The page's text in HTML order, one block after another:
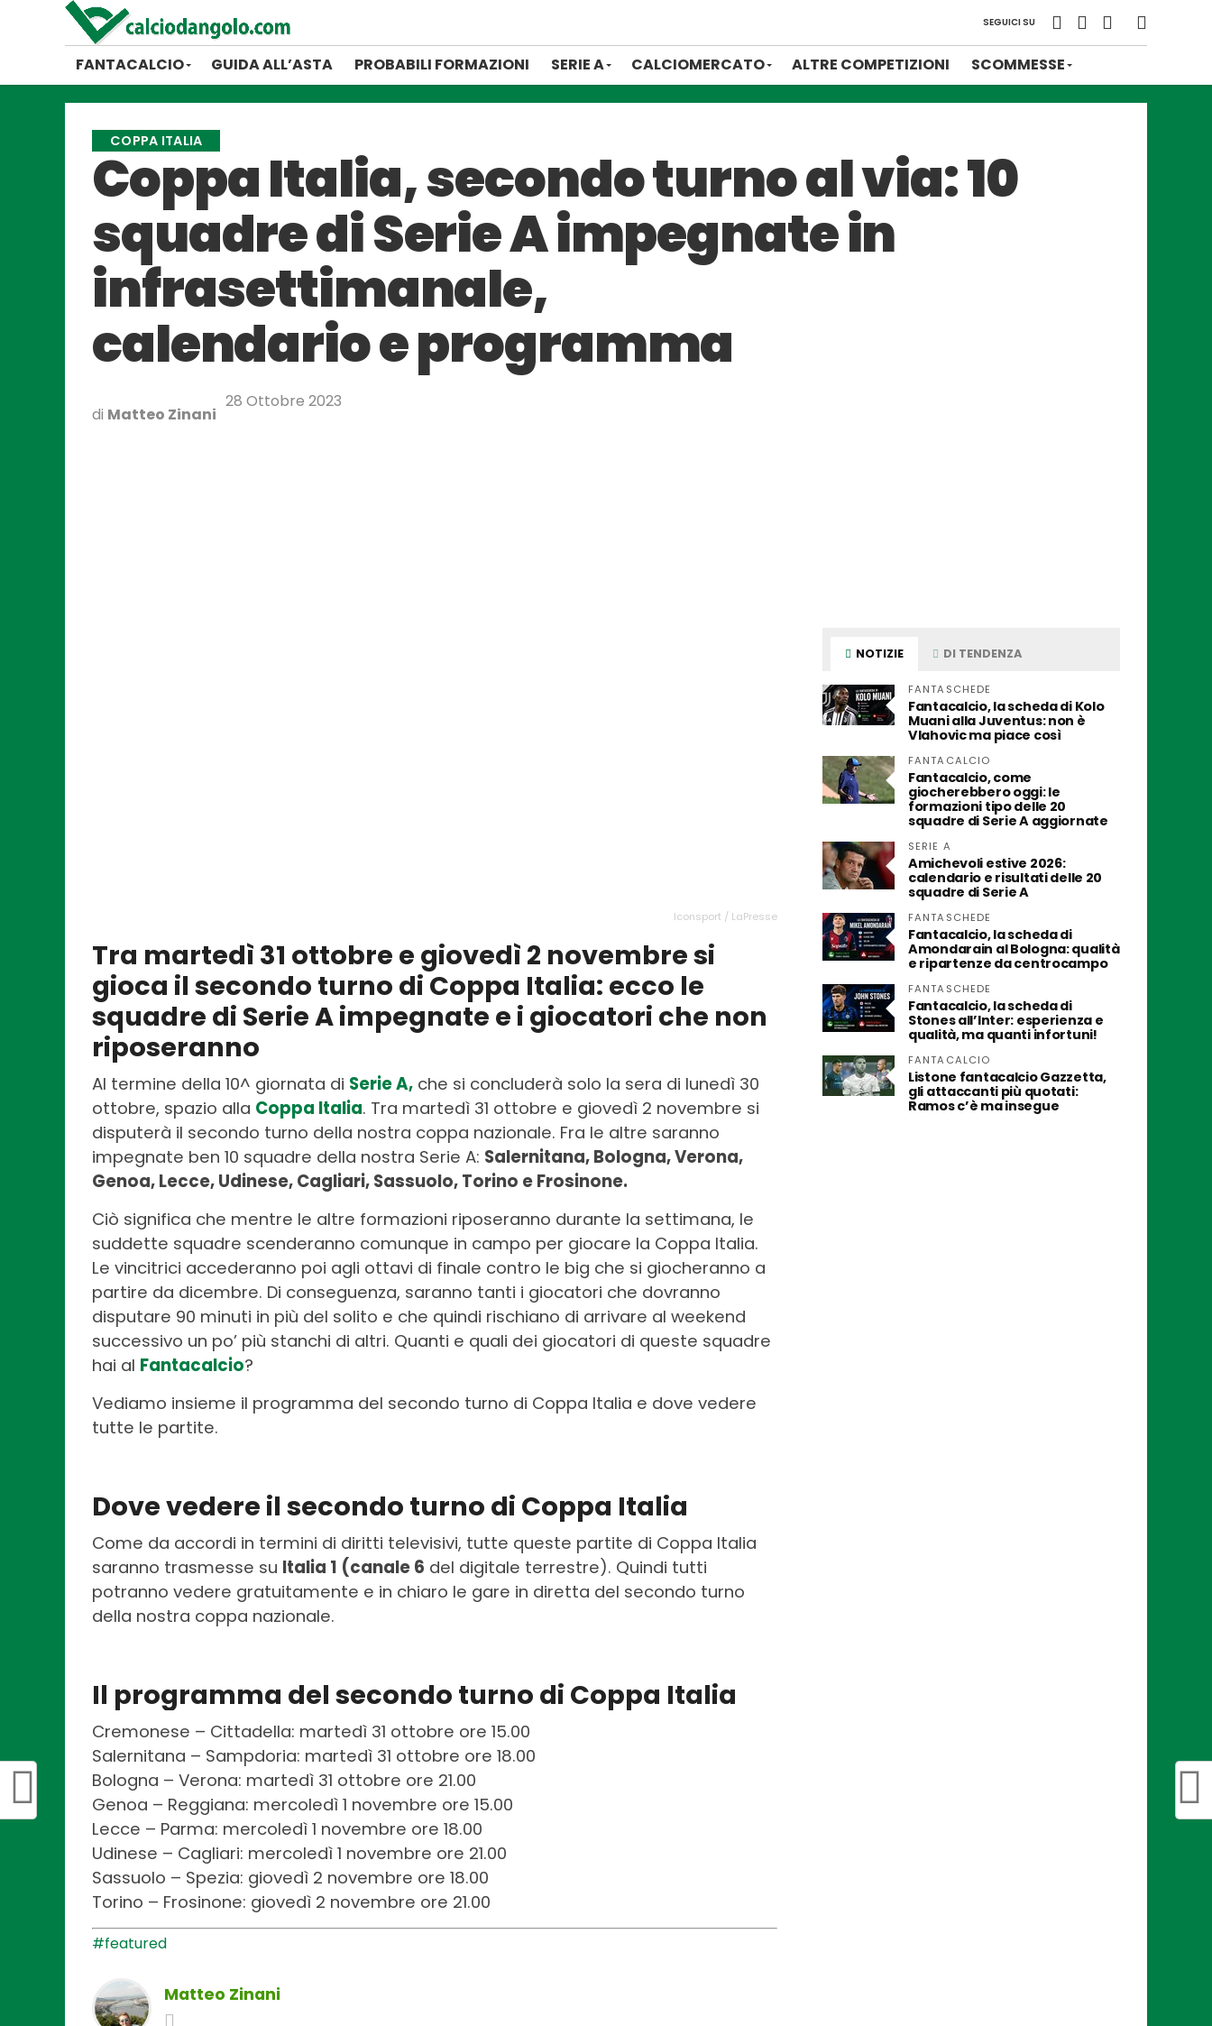
SEGUICI SU
FANTACALCIO GUIDA ALL’ASTA PROBABILI FORMAZIONI SERIE A CALCIOMERCATO ALTRE COMPETIZIONI SCOMMESSE
COPPA ITALIA
Coppa Italia, secondo turno al via: 10
squadre di Serie A impegnate in
infrasettimanale,
calendario e programma
di Matteo Zinani
28 Ottobre 2023
Iconsport / LaPresse
Tra martedì 31 ottobre e giovedì 2 novembre si
gioca il secondo turno di Coppa Italia: ecco le
squadre di Serie A impegnate e i giocatori che non
riposeranno
Al termine della 10^ giornata di Serie A, che si concluderà solo la sera di lunedì 30
ottobre, spazio alla Coppa Italia. Tra martedì 31 ottobre e giovedì 2 novembre si
disputerà il secondo turno della nostra coppa nazionale. Fra le altre saranno
impegnate ben 10 squadre della nostra Serie A: Salernitana, Bologna, Verona,
Genoa, Lecce, Udinese, Cagliari, Sassuolo, Torino e Frosinone.
Ciò significa che mentre le altre formazioni riposeranno durante la settimana, le
suddette squadre scenderanno comunque in campo per giocare la Coppa Italia.
Le vincitrici accederanno poi agli ottavi di finale contro le big che si giocheranno a
partire da dicembre. Di conseguenza, saranno tanti i giocatori che dovranno
disputare 90 minuti in più del solito e che quindi rischiano di arrivare al weekend
successivo un po’ più stanchi di altri. Quanti e quali dei giocatori di queste squadre
hai al Fantacalcio?
Vediamo insieme il programma del secondo turno di Coppa Italia e dove vedere
tutte le partite.
Dove vedere il secondo turno di Coppa Italia
Come da accordi in termini di diritti televisivi, tutte queste partite di Coppa Italia
saranno trasmesse su Italia 1 (canale 6 del digitale terrestre). Quindi tutti
potranno vedere gratuitamente e in chiaro le gare in diretta del secondo turno
della nostra coppa nazionale.
Il programma del secondo turno di Coppa Italia
Cremonese – Cittadella: martedì 31 ottobre ore 15.00
Salernitana – Sampdoria: martedì 31 ottobre ore 18.00
Bologna – Verona: martedì 31 ottobre ore 21.00
Genoa – Reggiana: mercoledì 1 novembre ore 15.00
Lecce – Parma: mercoledì 1 novembre ore 18.00
Udinese – Cagliari: mercoledì 1 novembre ore 21.00
Sassuolo – Spezia: giovedì 2 novembre ore 18.00
Torino – Frosinone: giovedì 2 novembre ore 21.00
#featured
Matteo Zinani
NOTIZIE DI TENDENZA
FANTASCHEDE
Fantacalcio, la scheda di Kolo
Muani alla Juventus: non è
Vlahovic ma piace così
FANTACALCIO
Fantacalcio, come
giocherebbero oggi: le
formazioni tipo delle 20
squadre di Serie A aggiornate
SERIE A
Amichevoli estive 2026:
calendario e risultati delle 20
squadre di Serie A
FANTASCHEDE
Fantacalcio, la scheda di
Amondarain al Bologna: qualità
e ripartenze da centrocampo
FANTASCHEDE
Fantacalcio, la scheda di
Stones all’Inter: esperienza e
qualità, ma quanti infortuni!
FANTACALCIO
Listone fantacalcio Gazzetta,
gli attaccanti più quotati:
Ramos c’è ma insegue